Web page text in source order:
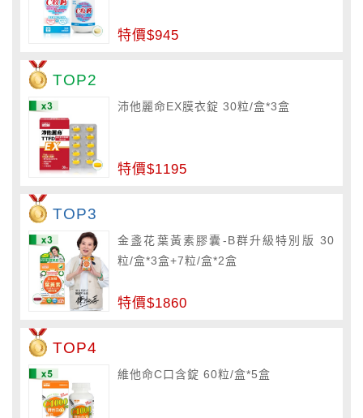
特價$945
TOP2
沛他麗命EX膜衣錠 30粒/盒*3盒
特價$1195
TOP3
金盞花葉黃素膠囊-B群升級特別版 30
粒/盒*3盒+7粒/盒*2盒
特價$1860
TOP4
維他命C口含錠 60粒/盒*5盒